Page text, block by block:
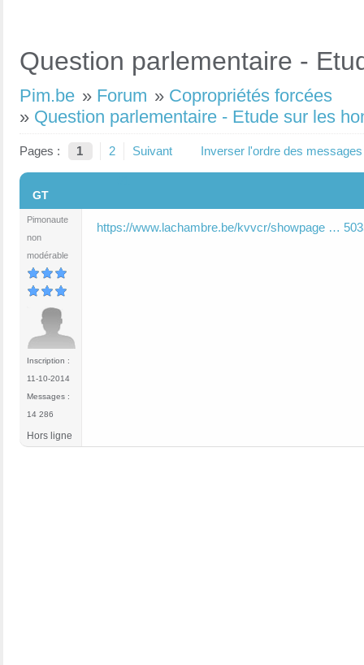
Question parlementaire -
Pim.be » Forum » Copropriétés forcées
» Question parlementaire - Etude sur les
Pages : 1 2 Suivant Inverser l'ordre des messages
GT
Pimonaute
non
modérable
Inscription :
11-10-2014
Messages :
14 286
https://www.lachambre.be/kvvcr/showpage …
Hors ligne